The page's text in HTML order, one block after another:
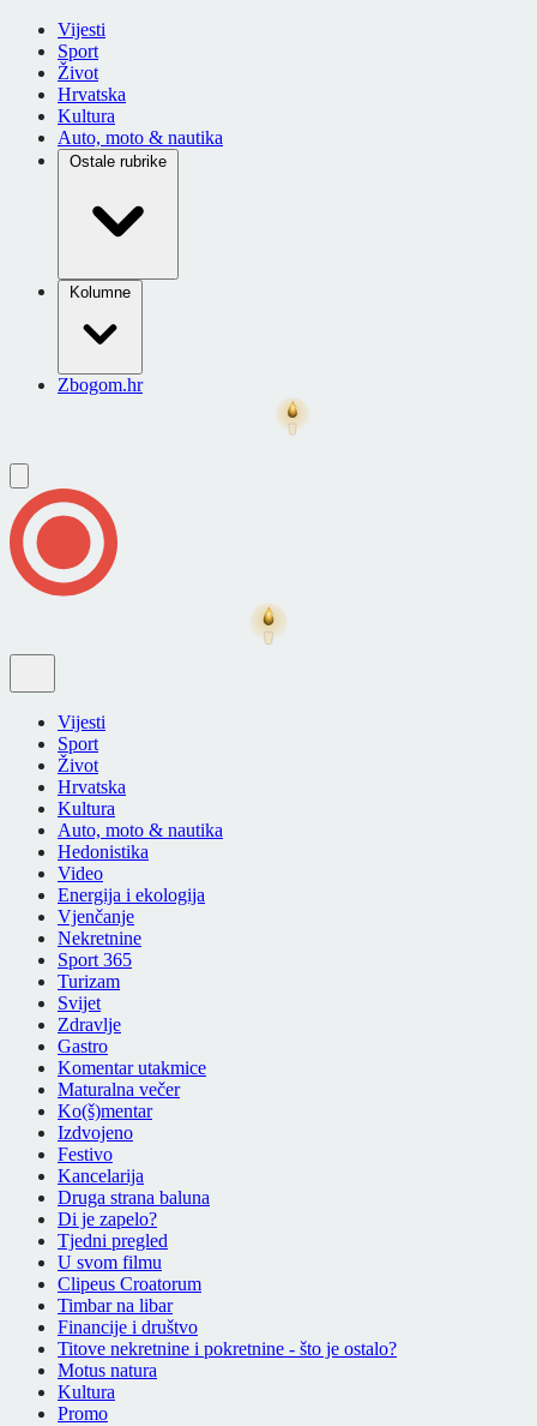
Vijesti
Sport
Život
Hrvatska
Kultura
Auto, moto & nautika
Ostale rubrike
Kolumne
Zbogom.hr
Vijesti
Sport
Život
Hrvatska
Kultura
Auto, moto & nautika
Hedonistika
Video
Energija i ekologija
Vjenčanje
Nekretnine
Sport 365
Turizam
Svijet
Zdravlje
Gastro
Komentar utakmice
Maturalna večer
Ko(š)mentar
Izdvojeno
Festivo
Kancelarija
Druga strana baluna
Di je zapelo?
Tjedni pregled
U svom filmu
Clipeus Croatorum
Timbar na libar
Financije i društvo
Titove nekretnine i pokretnine - što je ostalo?
Motus natura
Kultura
Promo